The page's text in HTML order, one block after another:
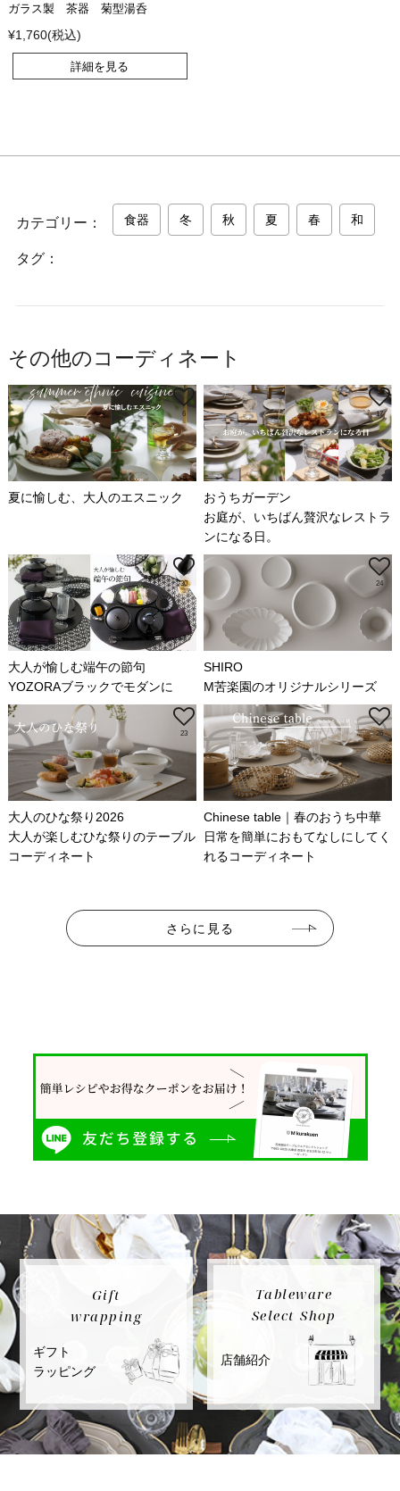
ガラス製 茶器 菊型湯呑
¥1,760(税込)
詳細を見る
カテゴリー： 食器 冬 秋 夏 春 和
タグ：
その他のコーディネート
6
夏に愉しむ、大人のエスニック
17
おうちガーデン
お庭が、いちばん贅沢なレストラ
ンになる日。
30
大人が愉しむ端午の節句
YOZORAブラックでモダンに
24
SHIRO
M苦楽園のオリジナルシリーズ
23
大人のひな祭り2026
大人が楽しむひな祭りのテーブル
コーディネート
26
Chinese table｜春のおうち中華
日常を簡単におもてなしにしてく
れるコーディネート
さらに見る
Gift
wrapping
ギフト
ラッピング
Tableware
Select Shop
店舗紹介